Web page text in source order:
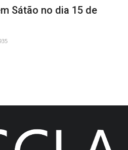
Sátão no dia 15 de